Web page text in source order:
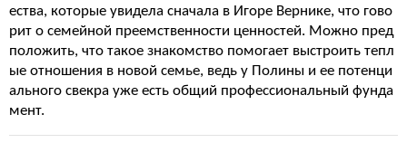
ества, которые увидела сначала в Игоре Вернике, что гово
рит о семейной преемственности ценностей. Можно пред
положить, что такое знакомство помогает выстроить тепл
ые отношения в новой семье, ведь у Полины и ее потенци
ального свекра уже есть общий профессиональный фунда
мент.